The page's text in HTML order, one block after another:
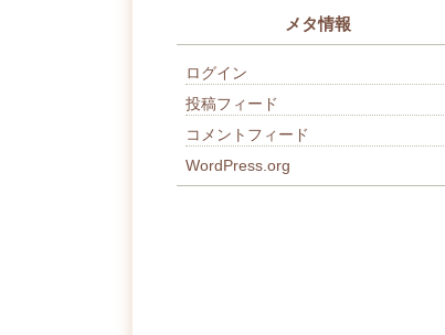
メタ情報
ログイン
投稿フィード
コメントフィード
WordPress.org